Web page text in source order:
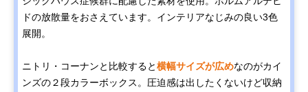
ドの放散量をおさえています。インテリアなじみの良い3色
展開。
ニトリ・コーナンと比較すると横幅サイズが広めなのがカイ
ンズの２段カラーボックス。圧迫感は出したくないけど収納